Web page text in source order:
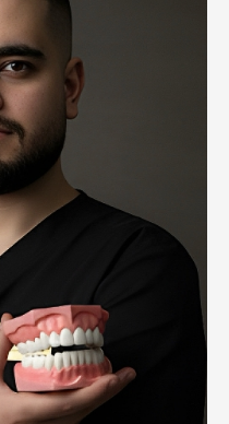
18:00